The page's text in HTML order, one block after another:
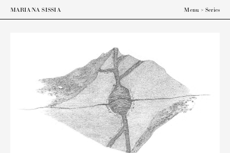
MARIANA SISSIA Menu >Series
ESPENG